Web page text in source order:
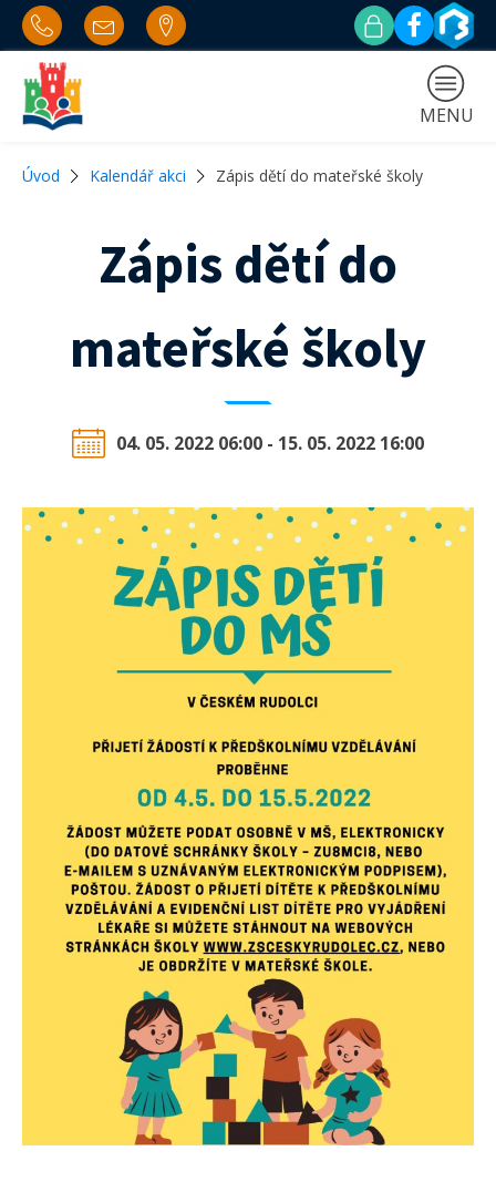
MENU
Úvod Kalendář akci Zápis dětí do mateřské školy
Zápis dětí do
mateřské školy
04. 05. 2022 06:00 - 15. 05. 2022 16:00